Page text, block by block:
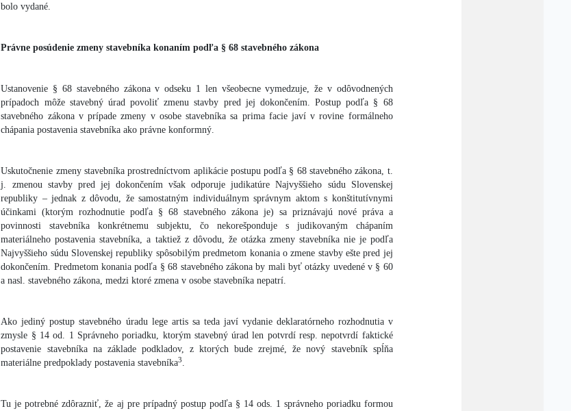
bolo vydané.
Právne posúdenie zmeny stavebníka konaním podľa § 68 stavebného zákona
Ustanovenie § 68 stavebného zákona v odseku 1 len všeobecne vymedzuje, že v odôvodnených
prípadoch môže stavebný úrad povoliť zmenu stavby pred jej dokončením. Postup podľa § 68
stavebného zákona v prípade zmeny v osobe stavebníka sa prima facie javí v rovine formálneho
chápania postavenia stavebníka ako právne konformný.
Uskutočnenie zmeny stavebníka prostredníctvom aplikácie postupu podľa § 68 stavebného zákona, t.
j. zmenou stavby pred jej dokončením však odporuje judikatúre Najvyššieho súdu Slovenskej
republiky – jednak z dôvodu, že samostatným individuálnym správnym aktom s konštitutívnymi
účinkami (ktorým rozhodnutie podľa § 68 stavebného zákona je) sa priznávajú nové práva a
povinnosti stavebníka konkrétnemu subjektu, čo nekorešponduje s judikovaným chápaním
materiálneho postavenia stavebníka, a taktiež z dôvodu, že otázka zmeny stavebníka nie je podľa
Najvyššieho súdu Slovenskej republiky spôsobilým predmetom konania o zmene stavby ešte pred jej
dokončením. Predmetom konania podľa § 68 stavebného zákona by mali byť otázky uvedené v § 60
a nasl. stavebného zákona, medzi ktoré zmena v osobe stavebníka nepatrí.
Ako jediný postup stavebného úradu lege artis sa teda javí vydanie deklaratórneho rozhodnutia v
zmysle § 14 od. 1 Správneho poriadku, ktorým stavebný úrad len potvrdí resp. nepotvrdí faktické
postavenie stavebníka na základe podkladov, z ktorých bude zrejmé, že nový stavebník spĺňa
materiálne predpoklady postavenia stavebníka3
Tu je potrebné zdôrazniť, že aj pre prípadný postup podľa § 14 ods. 1 správneho poriadku formou